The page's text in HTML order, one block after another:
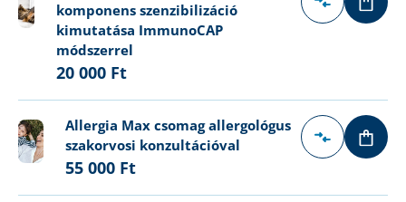
komponens szenzibilizáció
kimutatása ImmunoCAP
módszerrel
20 000 Ft
Allergia Max csomag allergológus
szakorvosi konzultációval
55 000 Ft